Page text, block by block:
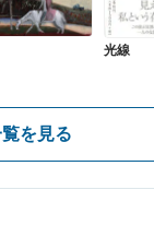
光線
を見る